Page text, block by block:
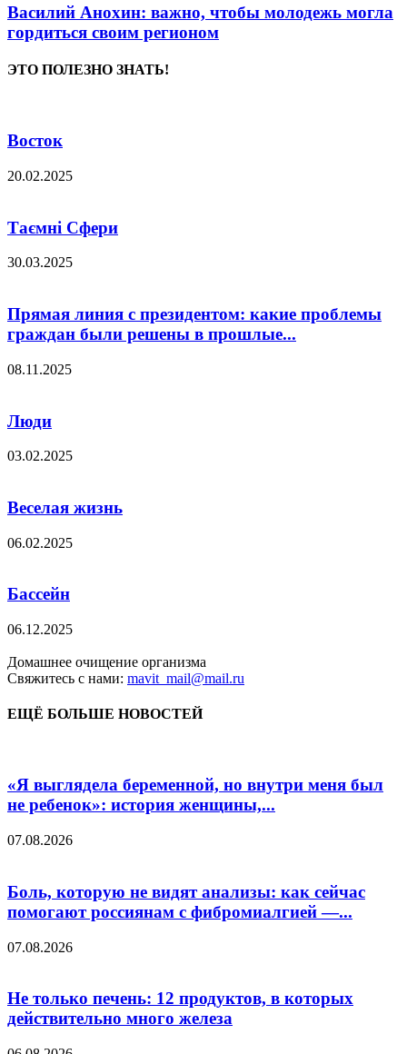
Василий Анохин: важно, чтобы молодежь могла
гордиться своим регионом
ЭТО ПОЛЕЗНО ЗНАТЬ!
Восток
20.02.2025
Таємні Сфери
30.03.2025
Прямая линия с президентом: какие проблемы
граждан были решены в прошлые...
08.11.2025
Люди
03.02.2025
Веселая жизнь
06.02.2025
Бассейн
06.12.2025
Домашнее очищение организма
Свяжитесь с нами: mavit_mail@mail.ru
ЕЩЁ БОЛЬШЕ НОВОСТЕЙ
«Я выглядела беременной, но внутри меня был
не ребенок»: история женщины,...
07.08.2026
Боль, которую не видят анализы: как сейчас
помогают россиянам с фибромиалгией —...
07.08.2026
Не только печень: 12 продуктов, в которых
действительно много железа